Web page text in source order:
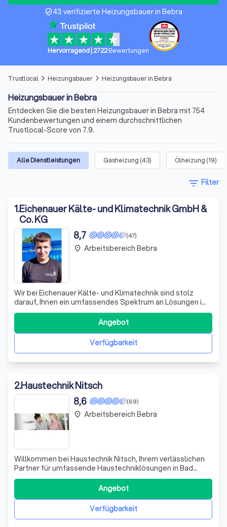
verified_user43 verifizierte Heizungsbauer in Bebra
Hervorragend| 2722 Bewertungen
Trustlocal arrow_forward_ios Heizungsbauer arrow_forward_ios Heizungsbauer in Bebra
Heizungsbauer in Bebra
Entdecken Sie die besten Heizungsbauer in Bebra mit 754
Kundenbewertungen und einem durchschnittlichen
Trustlocal-Score von 7.9.
Alle Dienstleistungen Gasheizung (43) Ölheizung (19)
filter_list Filter
1.Eichenauer Kälte- und Klimatechnik GmbH &
Co. KG
(47)
8,7
Wir bei Eichenauer Kälte- und Klimatechnik sind stolz
darauf, Ihnen ein umfassendes Spektrum an Lösungen im
Bereich Kälte- und Klimatechnik anzubieten. Mit unserer
langjährigen Erfahrung und einem breiten Liefer- und
Installationsprogramm erfüllen wir selbst die
ausgefallensten Wünsche unserer Kunde
Verfügbarkeit
Angebot
place Arbeitsbereich Bebra
2.Haustechnik Nitsch
(69)
8,6
Willkommen bei Haustechnik Nitsch, Ihrem verlässlichen
Partner für umfassende Haustechniklösungen in Bad
Hersfeld. Mit jahrelanger Erfahrung und tiefgreifendem
Fachwissen bieten wir Ihnen erstklassige
Dienstleistungen in den Bereichen Heizungsbau,
Klimatechnik, Sanitärinstallation und Badgestaltung.
Verfügbarkeit
Angebot
place Arbeitsbereich Bebra